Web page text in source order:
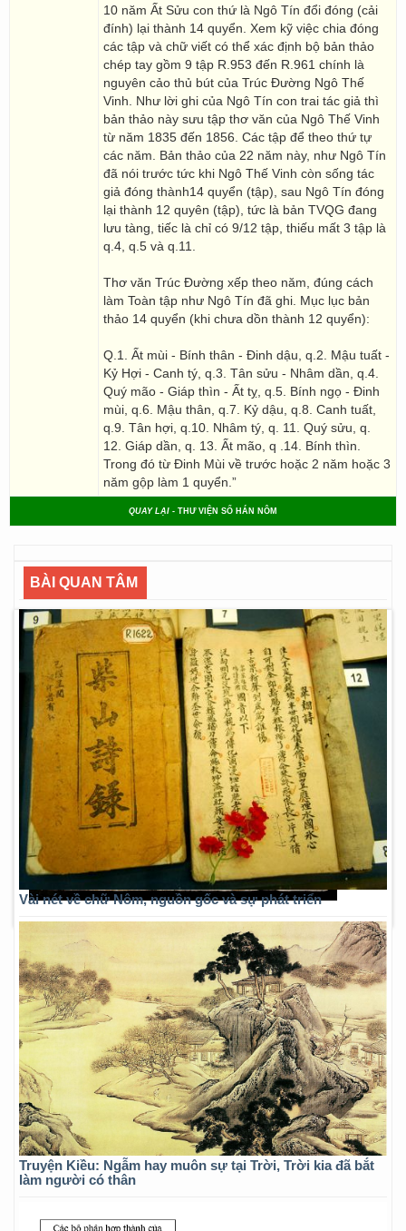
10 năm Ất Sửu con thứ là Ngô Tín đổi đóng (cải
đính) lại thành 14 quyển. Xem kỹ việc chia đóng
các tập và chữ viết có thể xác định bộ bản thảo
chép tay gồm 9 tập R.953 đến R.961 chính là
nguyên cảo thủ bút của Trúc Đường Ngô Thế
Vinh. Như lời ghi của Ngô Tín con trai tác giả thì
bản thảo này sưu tập thơ văn của Ngô Thế Vinh
từ năm 1835 đến 1856. Các tập để theo thứ tự
các năm. Bản thảo của 22 năm này, như Ngô Tín
đã nói trước tức khi Ngô Thế Vinh còn sống tác
giả đóng thành14 quyển (tập), sau Ngô Tín đóng
lại thành 12 quyên (tập), tức là bản TVQG đang
lưu tàng, tiếc là chỉ có 9/12 tập, thiếu mất 3 tập là
q.4, q.5 và q.11.
Thơ văn Trúc Đường xếp theo năm, đúng cách
làm Toàn tập như Ngô Tín đã ghi. Mục lục bản
thảo 14 quyển (khi chưa dồn thành 12 quyển):
Q.1. Ất mùi - Bính thân - Đinh dậu, q.2. Mậu tuất -
Kỷ Hợi - Canh tý, q.3. Tân sửu - Nhâm dần, q.4.
Quý mão - Giáp thìn - Ất tỵ, q.5. Bính ngọ - Đinh
mùi, q.6. Mậu thân, q.7. Kỷ dậu, q.8. Canh tuất,
q.9. Tân hợi, q.10. Nhâm tý, q. 11. Quý sửu, q.
12. Giáp dần, q. 13. Ất mão, q .14. Bính thìn.
Trong đó từ Đinh Mùi về trước hoặc 2 năm hoặc 3
năm gộp làm 1 quyển.”
QUAY LẠI - THƯ VIỆN SỐ HÁN NÔM
BÀI QUAN TÂM
Vài nét về chữ Nôm, nguồn gốc và sự phát triển
Truyện Kiều: Ngẫm hay muôn sự tại Trời, Trời kia đã bắt
làm người có thân